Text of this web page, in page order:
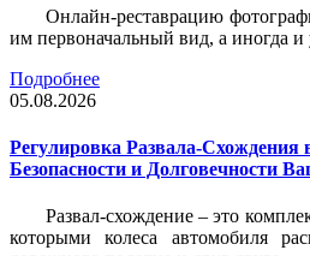
Онлайн-реставрацию
им первоначальный вид, а иногда и
Подробнее
05.08.2026
Регулировка Развала-Схождения
Безопасности и Долговечности
Развал-схождение – это
которыми колеса автомобиля